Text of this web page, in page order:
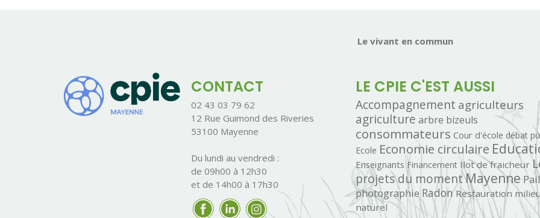
Le vivant en commun
CONTACT
02 43 03 79 62
12 Rue Guimond des Riveries
53100 Mayenne
Du lundi au vendredi :
de 09h00 à 12h30
et de 14h00 à 17h30
LE CPIE C'EST AUSSI
Accompagnement agriculteurs
agriculture arbre bizeuls
consommateurs Cour d'école débat
Ecole Economie circulaire
Enseignants Financement Ilot de fraicheur
projets du momentMayenne
photographie Radon Restauration milieu
naturel